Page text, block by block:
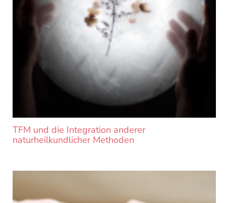
TFM und die Integration anderer
naturheilkundlicher Methoden